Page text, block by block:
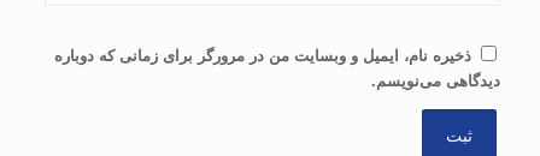
ذخیره نام، ایمیل و وبسایت من در مرورگر برای زمانی که دوباره
دیدگاهی می‌نویسم.